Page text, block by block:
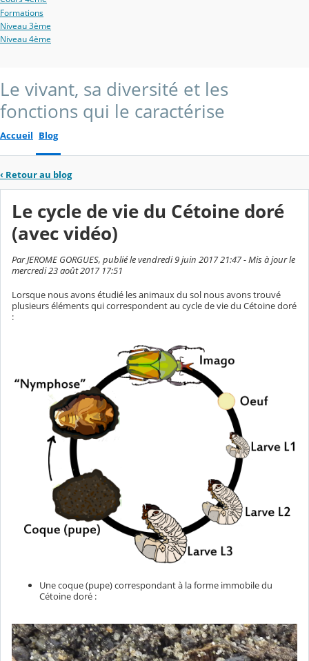
Formations
Niveau 3ème
Niveau 4ème
Le vivant, sa diversité et les
fonctions qui le caractérise
Accueil Blog
‹ Retour au blog
Le cycle de vie du Cétoine doré
(avec vidéo)
Par JEROME GORGUES, publié le vendredi 9 juin 2017 21:47 - Mis à jour le
mercredi 23 août 2017 17:51
Lorsque nous avons étudié les animaux du sol nous avons trouvé
plusieurs éléments qui correspondent au cycle de vie du Cétoine doré
:
Une coque (pupe) correspondant à la forme immobile du
Cétoine doré :